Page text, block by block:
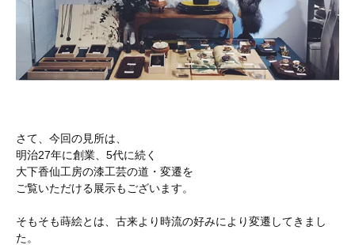
さて、今回の見所は、
明治27年に創業、5代に続く
大下香仙工房の漆工芸の道・変遷を
ご覧いただける展示もございます。
そもそも蒔絵とは、古来より時流の好みにより変遷してきまし
た。